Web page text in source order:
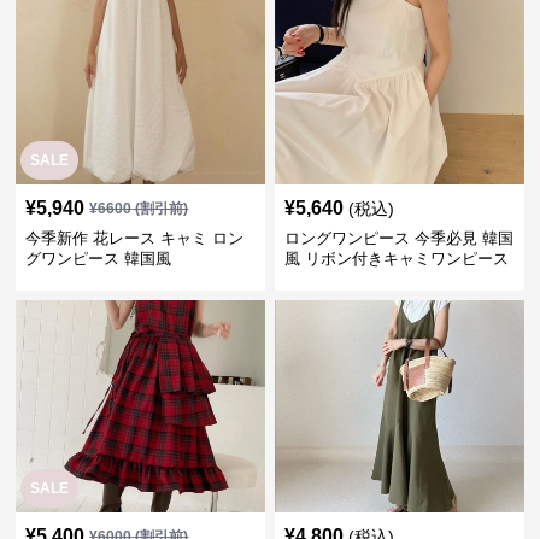
SALE
¥5,940 ¥6600(割引前)
今季新作 花レース キャミ ロン
グワンピース 韓国風
¥5,640 (税込)
ロングワンピース 今季必見 韓国
風 リボン付きキャミワンピース
SALE